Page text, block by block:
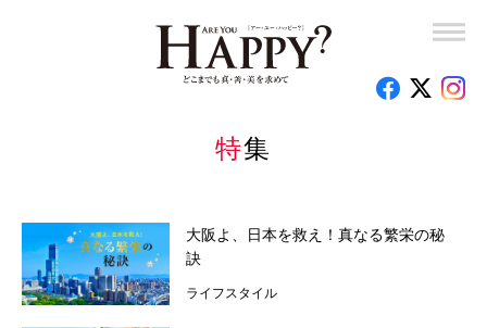
特集
大阪よ、日本を救え！真なる繁栄の秘
訣
ライフスタイル
幸福実現党党首 釈量子の東奔西走！
岡野宏のビューティーレッスンーさあ、はじめましょうか
釈量子のお悩みクオンタム・リープ
時代を創った女性たち